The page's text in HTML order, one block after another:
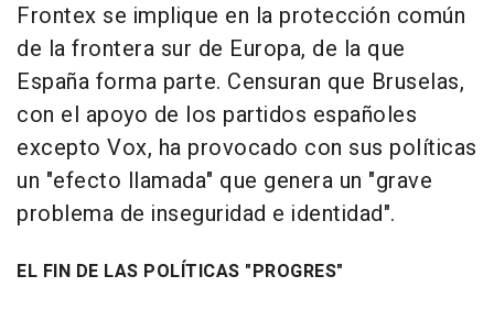
Frontex se implique en la protección común
de la frontera sur de Europa, de la que
España forma parte. Censuran que Bruselas,
con el apoyo de los partidos españoles
excepto Vox, ha provocado con sus políticas
un "efecto llamada" que genera un "grave
problema de inseguridad e identidad".
EL FIN DE LAS POLÍTICAS "PROGRES"